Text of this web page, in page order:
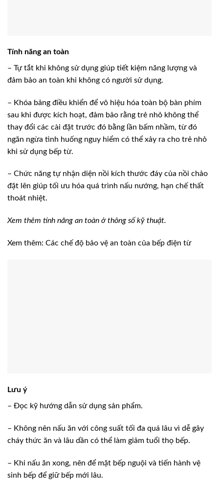
Tính năng an toàn
– Tự tắt khi không sử dụng giúp tiết kiệm năng lượng và
đảm bảo an toàn khi không có người sử dụng.
– Khóa bảng điều khiển để vô hiệu hóa toàn bộ bàn phím
sau khi được kích hoạt, đảm bảo rằng trẻ nhỏ không thể
thay đổi các cài đặt trước đó bằng lần bấm nhầm, từ đó
ngăn ngừa tình huống nguy hiểm có thể xảy ra cho trẻ nhỏ
khi sử dụng bếp từ.
– Chức năng tự nhận diện nồi kích thước đáy của nồi chảo
đặt lên giúp tối ưu hóa quá trình nấu nướng, hạn chế thất
thoát nhiệt.
Xem thêm tính năng an toàn ở thông số kỹ thuật.
Xem thêm: Các chế độ bảo vệ an toàn của bếp điện từ
Lưu ý
– Đọc kỹ hướng dẫn sử dụng sản phẩm.
– Không nên nấu ăn với công suất tối đa quá lâu vì dễ gây
cháy thức ăn và lâu dần có thể làm giảm tuổi thọ bếp.
– Khi nấu ăn xong, nên để mặt bếp nguội và tiến hành vệ
sinh bếp để giữ bếp mới lâu.